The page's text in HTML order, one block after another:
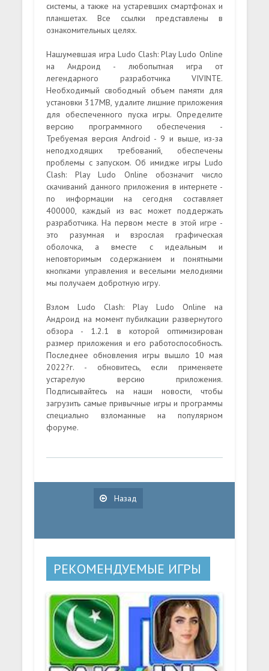
системы, а также на устаревших смартфонах и
планшетах. Все ссылки представлены в
ознакомительных целях.
Нашумевшая игра Ludo Clash: Play Ludo Online
на Андроид - любопытная игра от
легендарного разработчика VIVINTE.
Необходимый свободный объем памяти для
установки 317MB, удалите лишние приложения
для обеспеченного пуска игры. Определите
версию программного обеспечения -
Требуемая версия Android - 9 и выше, из-за
неподходящих требований, обеспечены
проблемы с запуском. Об имидже игры Ludo
Clash: Play Ludo Online обозначит число
скачиваний данного приложения в интернете -
по информации на сегодня составляет
400000, каждый из вас может поддержать
разработчика. На первом месте в этой игре -
это разумная и взрослая графическая
оболочка, а вместе с идеальным и
неповторимым содержанием и понятными
кнопками управления и веселыми мелодиями
мы получаем добротную игру.
Взлом Ludo Clash: Play Ludo Online на
Андроид на момент пубилкации развернутого
обзора - 1.2.1 в которой оптимизирован
размер приложения и его работоспособность.
Последнее обновления игры вышло 10 мая
2022?г. - обновитесь, если применяете
устарелую версию приложения.
Подписывайтесь на наши новости, чтобы
загрузить самые привычные игры и программы
специально взломанные на популярном
форуме.
Назад
РЕКОМЕНДУЕМЫЕ ИГРЫ